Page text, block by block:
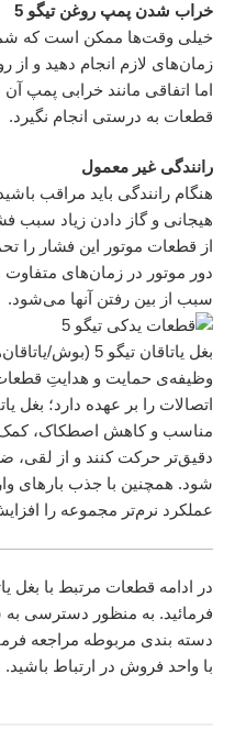
خراب شدن پمپ روغن تیگو 5
خیلی وقت‌ها ممکن است که
زمان‌های لازم انجام دهید و از
اما اتفاقی مانند خرابی پمپ
قطعات به درستی انجام نگیرد.
رانندگی غیر معمول
هنگام رانندگی باید مراقب
هیجانی و گاز دادن زیاد سبب
از قطعات موتور این فشار را
دور موتور در زمان‌های
سبب از بین رفتن آنها می‌شود.
بغل یاتاقان تیگو
وظیفه‌ی حمایت و هدایتِ
مناسب و کاهش اصطکاک،
دقیق‌تر حرکت کنند و از
شود. همچنین با جذب بارهای
عملکرد نرم‌تر مجموعه را
فرمائید. به منظور دسترسی به
دسته بندی مربوطه مراجعه
با واحد فروش در ارتباط باشید.